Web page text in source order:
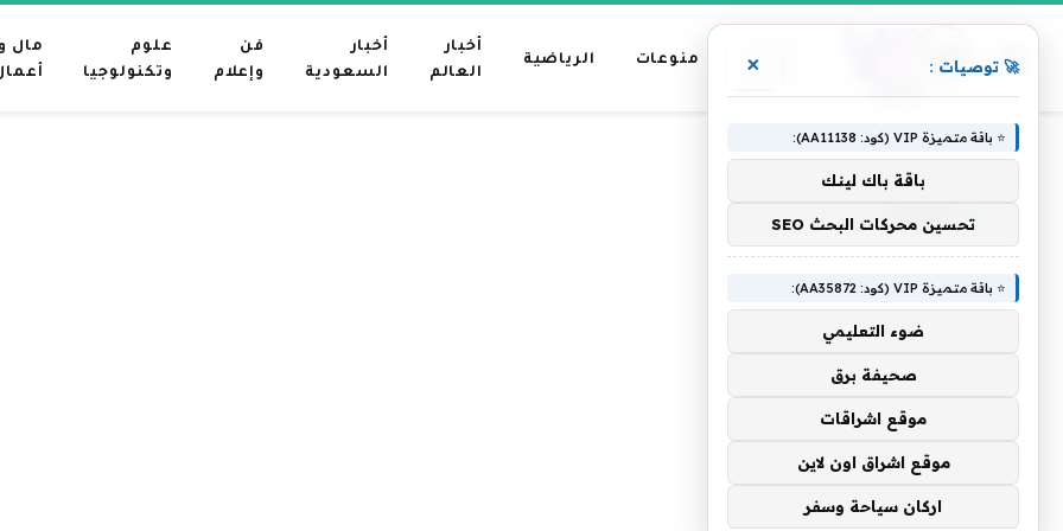
رئيسية
منوعات الرياضية
أخبار
العالم
أخبار
السعودية
فن
وإعلام
علوم
وتكنولوجيا
مال و
الرئيسية » اعتزازنا
اعتزازنا
🚀 توصيات : ×
⭐ باقة متميزة VIP (كود: AA11138):
باقة باك لينك
تحسين محركات البحث SEO
⭐ باقة متميزة VIP (كود: AA35872):
ضوء التعليمي
صحيفة برق
موقع اشراقات
موقع اشراق اون لاين
اركان سياحة وسفر